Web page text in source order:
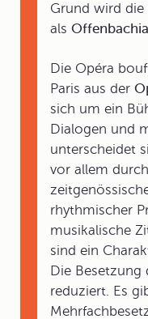
Grund wird
als
Die Opéra
Paris aus der
sich um ein
Dialogen und
unterscheidet
vor allem
rhythmischer
musikalische
sind ein
Die Besetzung
reduziert. Es